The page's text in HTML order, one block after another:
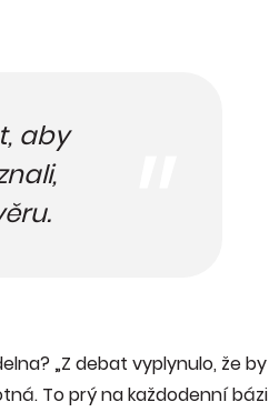
aby
„Z debat vyplynulo, že by
To prý na každodenní bázi